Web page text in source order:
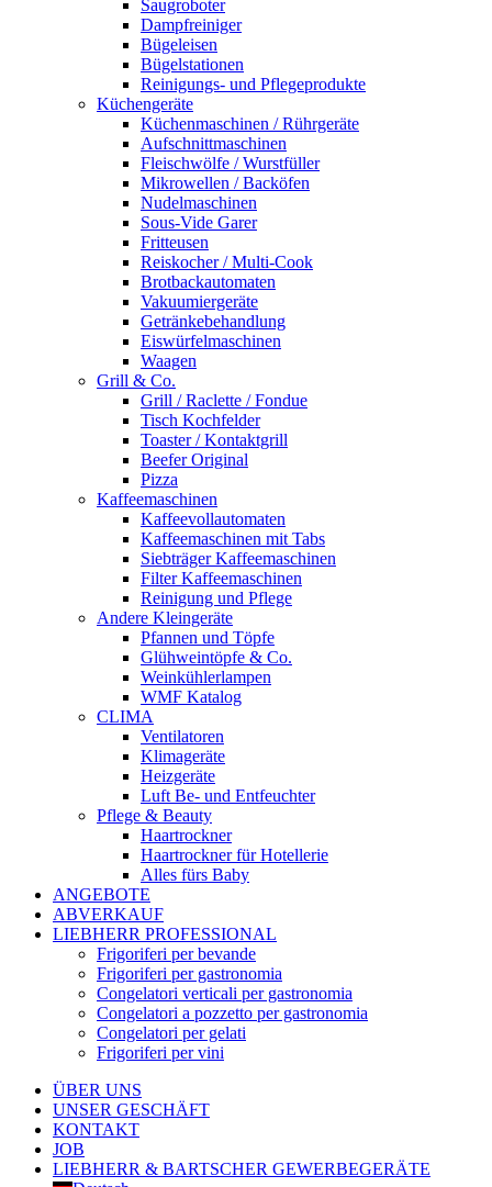
Saugroboter
Dampfreiniger
Bügeleisen
Bügelstationen
Reinigungs- und Pflegeprodukte
Küchengeräte
Küchenmaschinen / Rührgeräte
Aufschnittmaschinen
Fleischwölfe / Wurstfüller
Mikrowellen / Backöfen
Nudelmaschinen
Sous-Vide Garer
Fritteusen
Reiskocher / Multi-Cook
Brotbackautomaten
Vakuumiergeräte
Getränkebehandlung
Eiswürfelmaschinen
Waagen
Grill & Co.
Grill / Raclette / Fondue
Tisch Kochfelder
Toaster / Kontaktgrill
Beefer Original
Pizza
Kaffeemaschinen
Kaffeevollautomaten
Kaffeemaschinen mit Tabs
Siebträger Kaffeemaschinen
Filter Kaffeemaschinen
Reinigung und Pflege
Andere Kleingeräte
Pfannen und Töpfe
Glühweintöpfe & Co.
Weinkühlerlampen
WMF Katalog
CLIMA
Ventilatoren
Klimageräte
Heizgeräte
Luft Be- und Entfeuchter
Pflege & Beauty
Haartrockner
Haartrockner für Hotellerie
Alles fürs Baby
ANGEBOTE
ABVERKAUF
LIEBHERR PROFESSIONAL
Frigoriferi per bevande
Frigoriferi per gastronomia
Congelatori verticali per gastronomia
Congelatori a pozzetto per gastronomia
Congelatori per gelati
Frigoriferi per vini
ÜBER UNS
UNSER GESCHÄFT
KONTAKT
JOB
LIEBHERR & BARTSCHER GEWERBEGERÄTE